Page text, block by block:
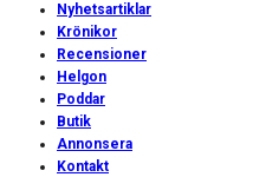
Nyhetsartiklar
Krönikor
Recensioner
Helgon
Poddar
Butik
Annonsera
Kontakt